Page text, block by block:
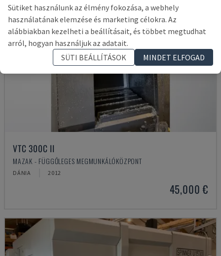
VTC 300C II
MAZAK - FÜGGŐLEGES MEGMUNKÁLÓKÖZPONT
DÁNIA 2012
45,000 €
Sütiket használunk az élmény fokozása, a webhely
használatának elemzése és marketing célokra. Az
alábbiakban kezelheti a beállításait, és többet megtudhat
arról, hogyan használjuk az adatait.
SÜTI BEÁLLÍTÁSOK
MINDET ELFOGAD